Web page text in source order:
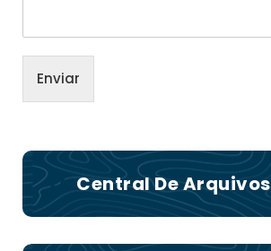
Enviar
Central De Arquivos